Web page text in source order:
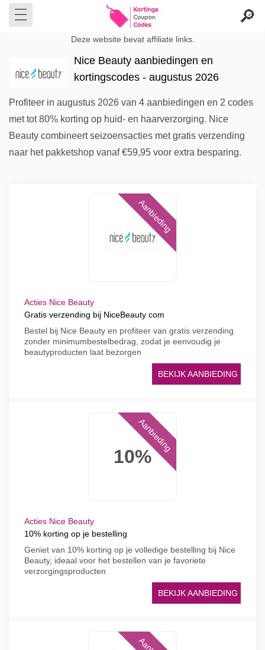
Deze website bevat affiliate links.
Nice Beauty aanbiedingen en
kortingscodes - augustus 2026
Profiteer in augustus 2026 van 4 aanbiedingen en 2 codes
met tot 80% korting op huid- en haarverzorging. Nice
Beauty combineert seizoensacties met gratis verzending
naar het pakketshop vanaf €59,95 voor extra besparing.
Aanbieding
Acties Nice Beauty
Gratis verzending bij NiceBeauty com
Bestel bij Nice Beauty en profiteer van gratis verzending
zonder minimumbestelbedrag, zodat je eenvoudig je
beautyproducten laat bezorgen
BEKIJK AANBIEDING
10%
Aanbieding
Acties Nice Beauty
10% korting op je bestelling
Geniet van 10% korting op je volledige bestelling bij Nice
Beauty, ideaal voor het bestellen van je favoriete
verzorgingsproducten
BEKIJK AANBIEDING